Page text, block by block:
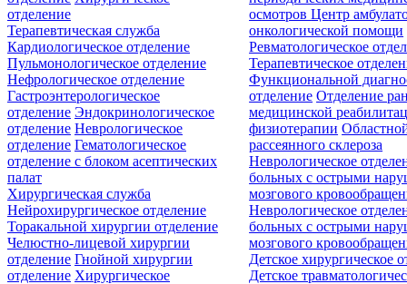
отделение
осмотровЦентр
онкологической помощи
Терапевтическая служба
Кардиологическое отделение
Пульмонологическое отделение
Нефрологическое отделение
Гастроэнтерологическое
отделение Эндокринологическое
отделение Неврологическое
отделение Гематологическое
отделение c блоком асептических
палат
Ревматологическое
Терапевтическое
Функциональной
отделение Отделение
медицинской
физиотерапии
рассеянного склероза
Неврологическое
больных с острыми
мозгового
Неврологическое
больных с острыми
мозгового
Хирургическая служба
Нейрохирургическое отделение
Торакальной хирургии отделение
Челюстно-лицевой хирургии
отделение Гнойной хирургии
отделение Хирургическое
Детское хирургическое
Детское